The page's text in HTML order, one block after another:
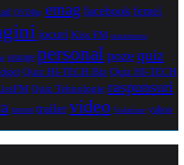
DVDRip emag facebook femei
jocuri Kiss FM maramures
orange personal pozequiz
Quiz HI-TECH Biz Quiz HI-TECH
Quiz Tehnologie raspunsuri
torrent trailer video Vodafone yahoo